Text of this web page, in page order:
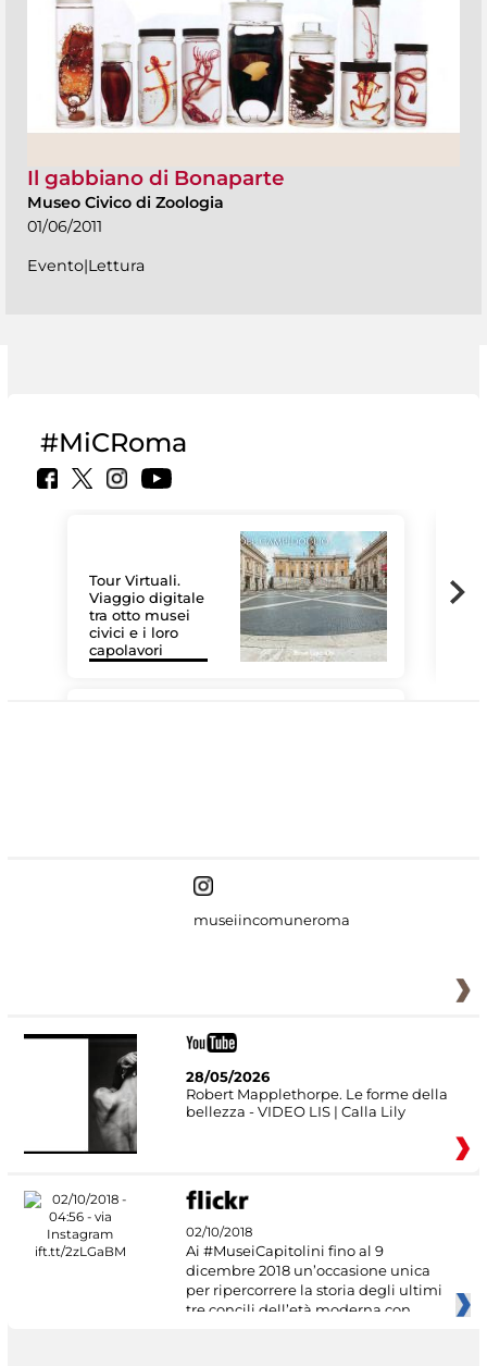
Il gabbiano di Bonaparte
Museo Civico di Zoologia
01/06/2011
Evento|Lettura
#MiCRoma
Tour Virtuali.
Viaggio digitale
tra otto musei
civici e i loro
capolavori
museiincomuneroma
28/05/2026
Robert Mapplethorpe. Le forme della
bellezza - VIDEO LIS | Calla Lily
02/10/2018
Ai #MuseiCapitolini fino al 9
dicembre 2018 un’occasione unica
per ripercorrere la storia degli ultimi
tre concili dell’età moderna con